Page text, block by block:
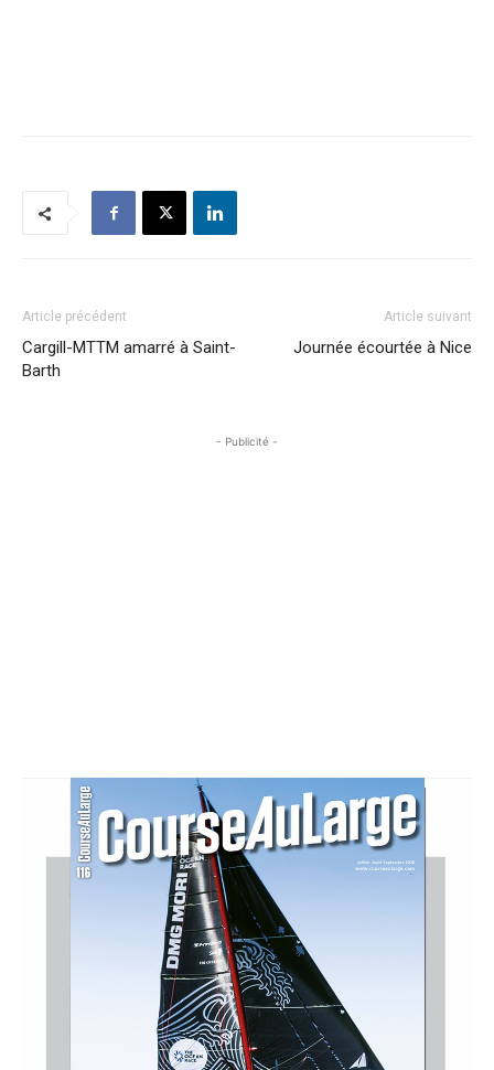
Article précédent
Cargill-MTTM amarré à Saint-
Barth
Article suivant
Journée écourtée à Nice
- Publicité -